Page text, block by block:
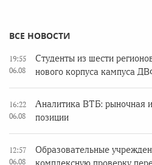
ВСЕ НОВОСТИ
19:55
06.08
Студенты из шести
нового корпуса кампуса
16:22
06.08
Аналитика ВТБ: рыночная
позиции
12:57
06.08
Образовательные